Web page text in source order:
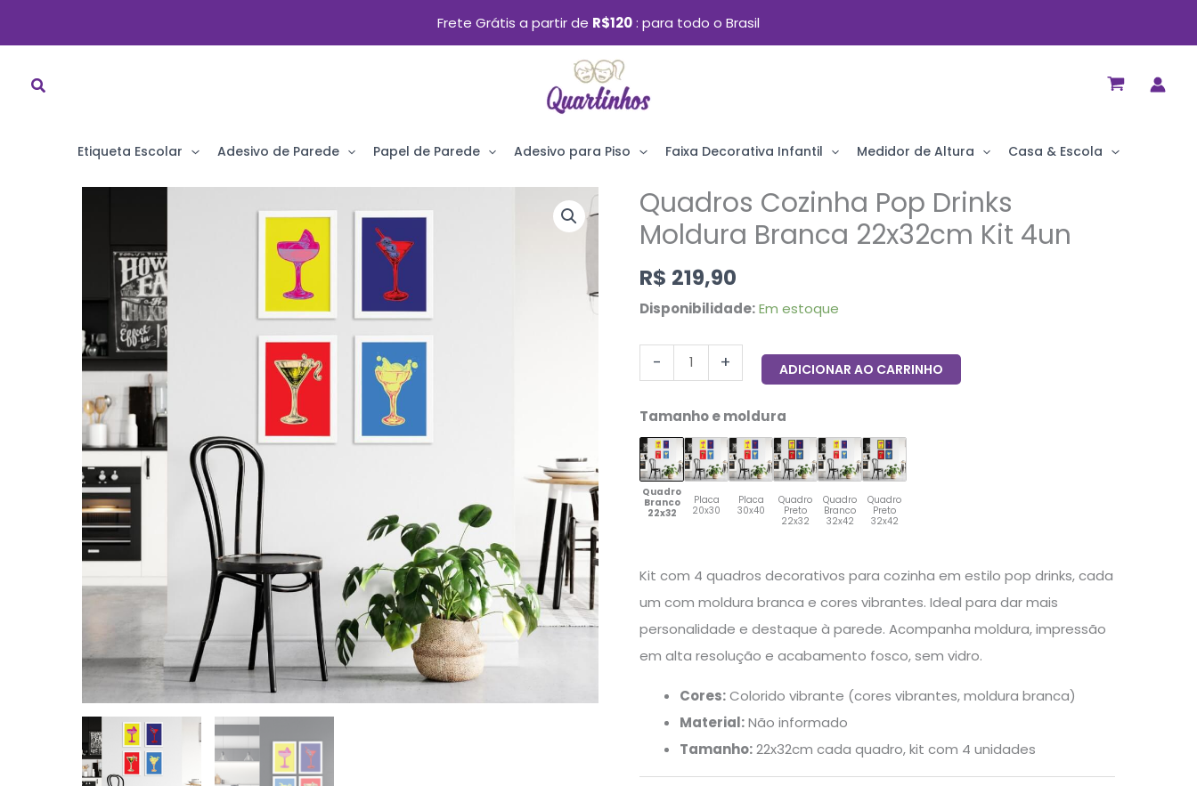
Ir
Frete Grátis a partir de R$120 para todo o Brasil
Etiqueta Escolar Adesivo de Parede Papel de Parede Adesivo para Piso Faixa Decorativa Infantil Medidor de Altura Casa & Escola
Quadros Cozinha Pop Drinks
Moldura Branca 22x32cm Kit 4un
R$ 219,90
Disponibilidade: Em estoque
-
Quadros
Cozinha
Drinks
Moldura
22x32cm
Kit
4un
quantidade
+ ADICIONAR AO CARRINHO
Tamanho e moldura
Quadro
Branco
22x32
Placa
20x30
Placa
30x40
Quadro
Preto
22x32
Quadro
Branco
32x42
Quadro
Preto
32x42
Kit com 4 quadros decorativos para cozinha em estilo pop drinks, cada
um com moldura branca e cores vibrantes. Ideal para dar mais
personalidade e destaque à parede. Acompanha moldura, impressão
em alta resolução e acabamento fosco, sem vidro.
Cores:Colorido vibrante (cores vibrantes, moldura branca)
Material:Não informado
Tamanho:22x32cm cada quadro, kit com 4 unidades